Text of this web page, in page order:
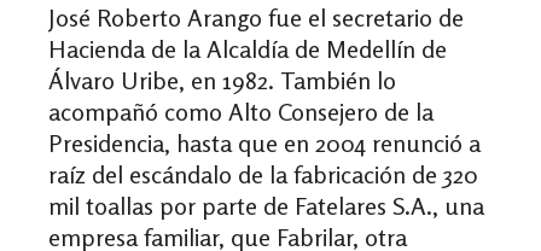
José Roberto Arango fue el secretario de
Hacienda de la Alcaldía de Medellín de
Álvaro Uribe, en 1982. También lo
acompañó como Alto Consejero de la
Presidencia, hasta que en 2004 renunció a
raíz del escándalo de la fabricación de 320
mil toallas por parte de Fatelares S.A., una
empresa familiar, que Fabrilar, otra